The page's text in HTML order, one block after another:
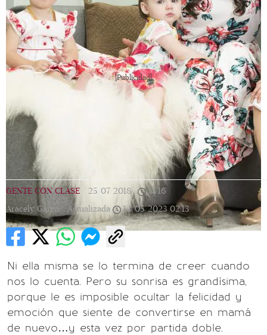
[Publicidad]
GENTE CON CLASE 25/07/2018 | 14:16
Aracely Garza |
Actualizada 14/05/2023 02:13
Ni ella misma se lo termina de creer cuando
nos lo cuenta. Pero su sonrisa es grandísima,
porque le es imposible ocultar la felicidad y
emoción que siente de convertirse en mamá
de nuevo…y esta vez por partida doble.